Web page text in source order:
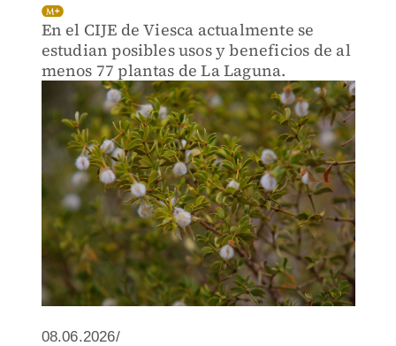
En el CIJE de Viesca actualmente se
estudian posibles usos y beneficios de al
menos 77 plantas de La Laguna.
08.06.2026/